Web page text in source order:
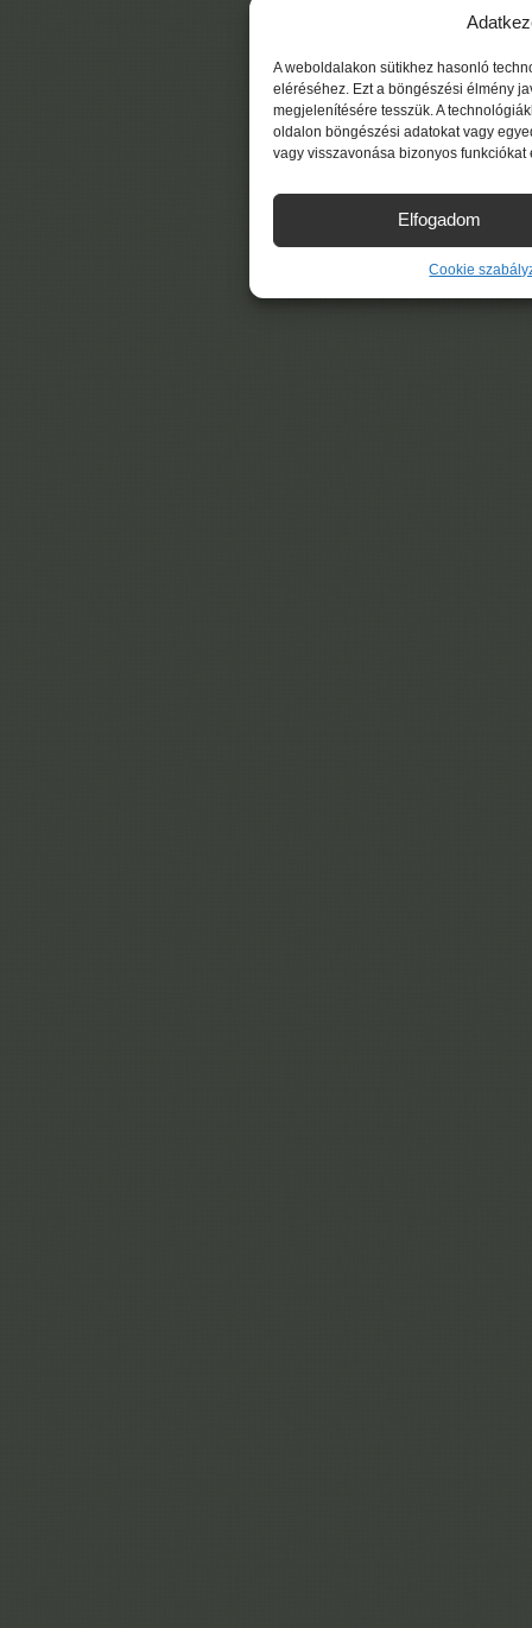
A weboldalakon sütikhez hasonló
eléréséhez. Ezt a böngészési élmény
megjelenítésére tesszük. A
oldalon böngészési adatokat vagy
vagy visszavonása bizonyos
Elfogadom
Cookie